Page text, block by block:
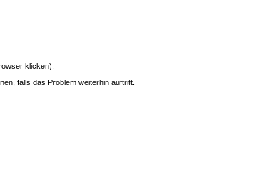
klicken).
falls das Problem weiterhin auftritt.